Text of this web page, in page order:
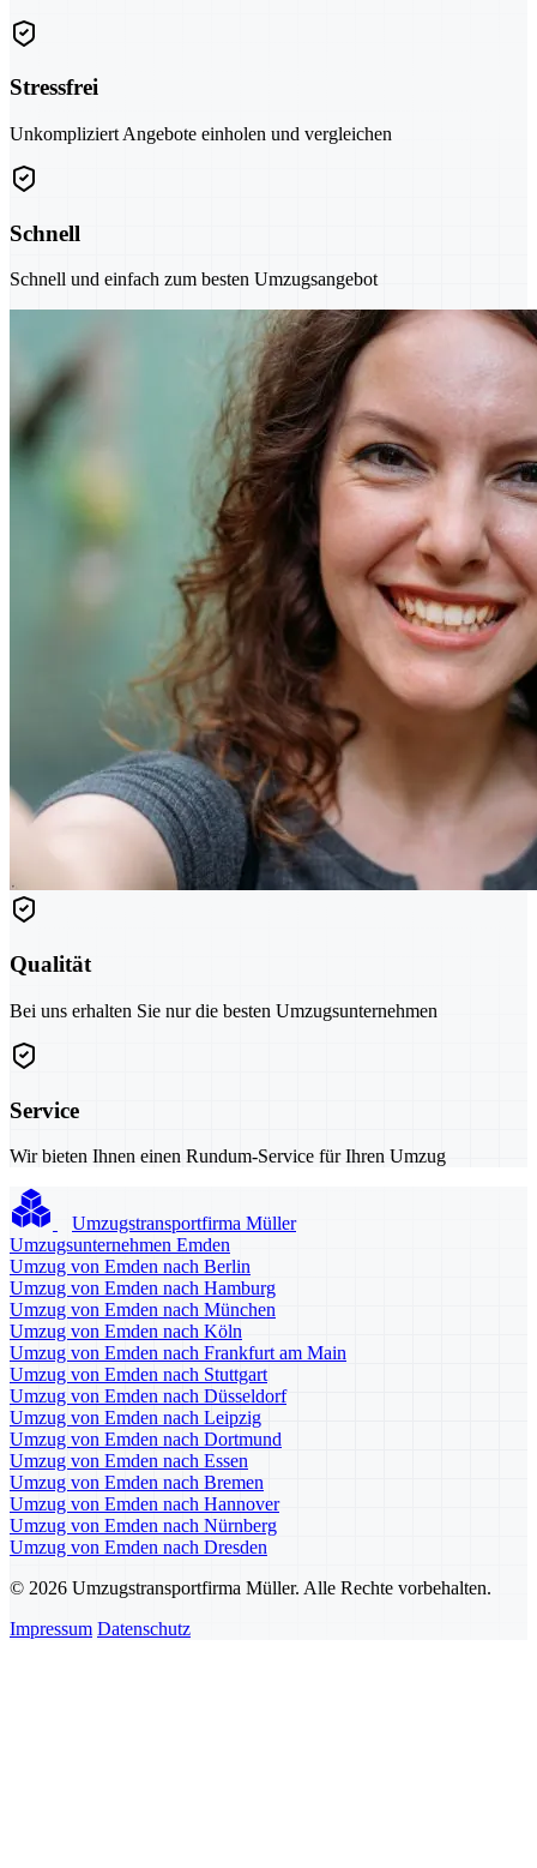
Stressfrei
Unkompliziert Angebote einholen und vergleichen
Schnell
Schnell und einfach zum besten Umzugsangebot
Qualität
Bei uns erhalten Sie nur die besten Umzugsunternehmen
Service
Wir bieten Ihnen einen Rundum-Service für Ihren Umzug
Umzugstransportfirma Müller
Umzugsunternehmen Emden
Umzug von Emden nach Berlin
Umzug von Emden nach Hamburg
Umzug von Emden nach München
Umzug von Emden nach Köln
Umzug von Emden nach Frankfurt am Main
Umzug von Emden nach Stuttgart
Umzug von Emden nach Düsseldorf
Umzug von Emden nach Leipzig
Umzug von Emden nach Dortmund
Umzug von Emden nach Essen
Umzug von Emden nach Bremen
Umzug von Emden nach Hannover
Umzug von Emden nach Nürnberg
Umzug von Emden nach Dresden
© 2026 Umzugstransportfirma Müller. Alle Rechte vorbehalten.
Impressum Datenschutz